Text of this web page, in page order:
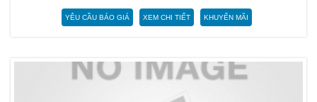
YÊU CẦU BÁO GIÁ XEM CHI TIẾT KHUYẾN MÃI